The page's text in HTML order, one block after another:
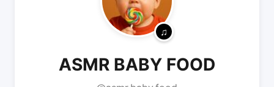
ASMR BABY FOOD